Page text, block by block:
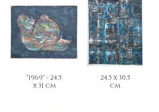
"1969" - 24,5
x 31 cm
24,5 x 30,5
cm